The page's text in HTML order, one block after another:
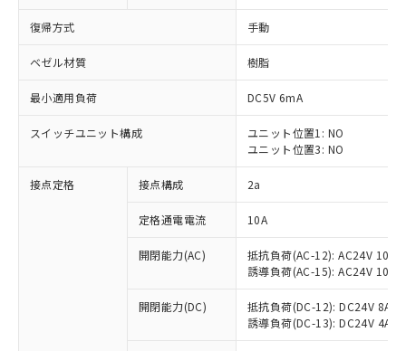
復帰方式 手動
ベゼル材質 樹脂
最小適用負荷 DC5V 6mA
スイッチユニット構成
ユニット位置1: NO
ユニット位置3: NO
接点定格 接点構成 2a
定格通電電流 10A
開閉能力(AC)
抵抗負荷(AC-12): AC24V 10A/
誘導負荷(AC-15): AC24V
開閉能力(DC)
抵抗負荷(DC-12): DC24V 8A/
誘導負荷(DC-13): DC24V 4A/
※1 対応状況
対応済み：EU RoHS指令（10物質）の
非含有に対応した製品が提供可能な商品で
対応予定：EU RoHS指令（10物質）の非含
有に対応した製品に切り替える予定のある